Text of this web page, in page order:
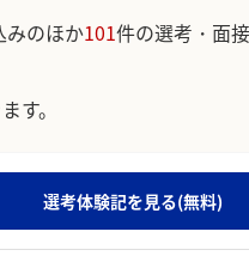
みのほか101件の選考・面接
す。
選考体験記を見る(無料)